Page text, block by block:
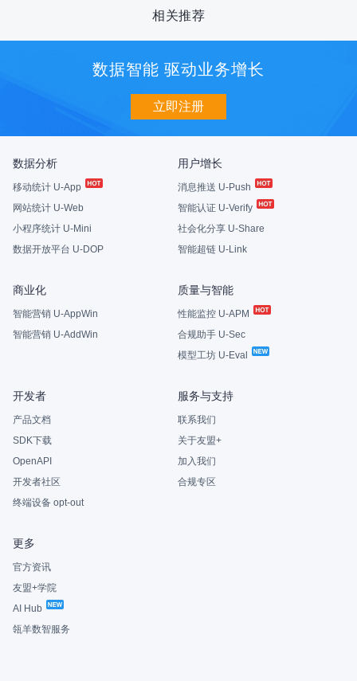
相关推荐
数据智能 驱动业务增长
立即注册
数据分析
移动统计 U-App
网站统计 U-Web
小程序统计 U-Mini
数据开放平台 U-DOP
用户增长
消息推送 U-Push
智能认证 U-Verify
社会化分享 U-Share
智能超链 U-Link
商业化
智能营销 U-AppWin
智能营销 U-AddWin
质量与智能
性能监控 U-APM
合规助手 U-Sec
模型工坊 U-Eval
开发者
产品文档
SDK下载
OpenAPI
开发者社区
终端设备 opt-out
服务与支持
联系我们
关于友盟+
加入我们
合规专区
更多
官方资讯
友盟+学院
AI Hub
瓴羊数智服务